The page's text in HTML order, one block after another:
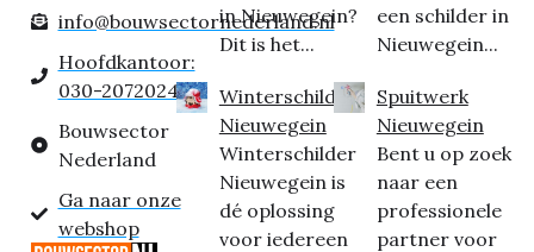
info@bouwsectornederland.nl
Hoofdkantoor:
030-2072024
Bouwsector
Nederland
Ga naar onze
webshop
in Nieuwegein?
Dit is het...
Winterschilder
Nieuwegein
Winterschilder
Nieuwegein is
dé oplossing
voor iedereen
een schilder in
Nieuwegein...
Spuitwerk
Nieuwegein
Bent u op zoek
naar een
professionele
partner voor